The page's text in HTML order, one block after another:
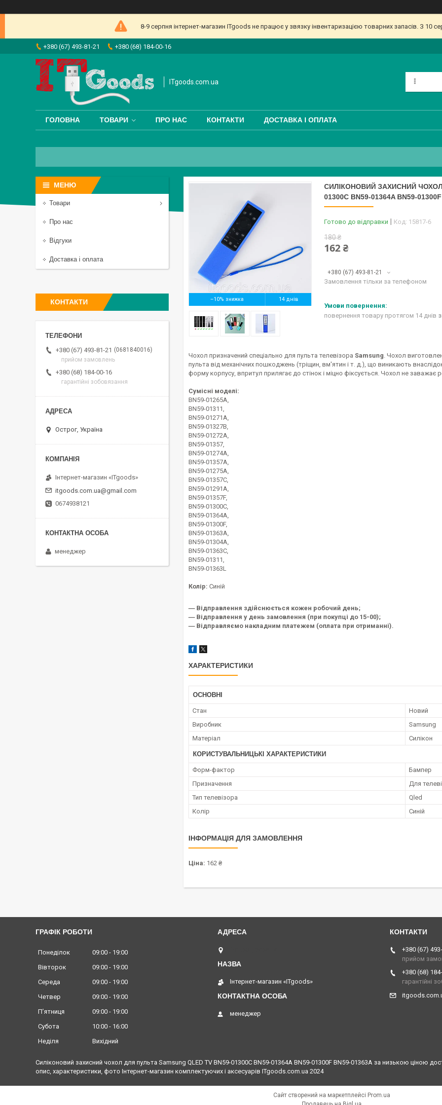
8-9 серпня інтернет-магазин ITgoods не працює у звязку інвентаризацією товарних запасів. З 10
+380 (67) 493-81-21 +380 (68) 184-00-16
ITgoods.com.ua
ГОЛОВНА ТОВАРИ ПРО НАС КОНТАКТИ ДОСТАВКА І ОПЛАТА
–10% 14 днів
СИЛІКОНОВИЙ ЗАХИСНИЙ ЧОХОЛ
01300C BN59-01364A BN59-
Готово до відправки Код: 15817-6
180 ₴
162 ₴
+380 (67) 493-81-21
Замовлення тільки за телефоном
повернення товару протягом 14 днів
Чохол призначений спеціально для пульта телевізора Samsung. Чохол
пульта від механічних пошкоджень (тріщин, вм'ятин і т. д.), що виникають
форму корпусу, впритул прилягає до стінок і міцно фіксується. Чохол не заважає
Сумісні моделі:
BN59-01265A,
BN59-01311,
BN59-01271A,
BN59-01327B,
BN59-01272A,
BN59-01357,
BN59-01274A,
BN59-01357A,
BN59-01275A,
BN59-01357C,
BN59-01291A,
BN59-01357F,
BN59-01300C,
BN59-01364A,
BN59-01300F,
BN59-01363A,
BN59-01304A,
BN59-01363C,
BN59-01311,
BN59-01363L
Колір: Синій
― Відправлення здійснюється кожен робочий день;
― Відправлення у день замовлення (при покупці до 15-00);
― Відправляємо накладним платежем (оплата при отриманні).
ХАРАКТЕРИСТИКИ
ОСНОВНІ
Стан
Новий
Виробник
Samsung
Матеріал
Силікон
КОРИСТУВАЛЬНИЦЬКІ ХАРАКТЕРИСТИКИ
Форм-фактор
Бампер
Призначення
Для
Тип телевізора
Qled
Колір
Синій
ІНФОРМАЦІЯ ДЛЯ ЗАМОВЛЕННЯ
Ціна: 162 ₴
Товари
Про нас
Відгуки
Доставка і оплата
КОНТАКТИ
+380 (67) 493-81-21
0681840016
прийом замовлень
+380 (68) 184-00-16
гарантійні зобовязання
Острог, Україна
Інтернет-магазин «ITgoods»
itgoods.com.ua@gmail.com
0674938121
менеджер
ГРАФІК РОБОТИ
Понеділок 09:00
19:00
Вівторок
09:00
19:00
Середа
09:00
19:00
Четвер
09:00
19:00
Пʼятниця
09:00
19:00
Субота
10:00
16:00
Неділя
Вихідний
Інтернет-магазин «ITgoods»
менеджер
+380 (67)
прийом
+380 (68)
гарантійні
Силіконовий захисний чохол для пульта Samsung QLED TV BN59-01300C BN59-01364A BN59-01300F BN59-01363A за низькою ціною
опис, характеристики, фото Інтернет-магазин комплектуючих і аксесуарів ITgoods.com.ua 2024
Сайт створений на маркетплейсі Prom.ua